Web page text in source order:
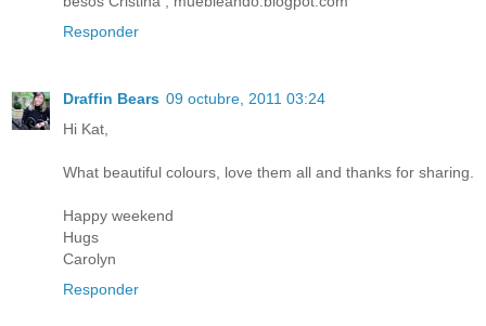
Responder
Draffin Bears 09 octubre, 2011 03:24
Hi Kat,
What beautiful colours, love them all and thanks for sharing.
Happy weekend
Hugs
Carolyn
Responder